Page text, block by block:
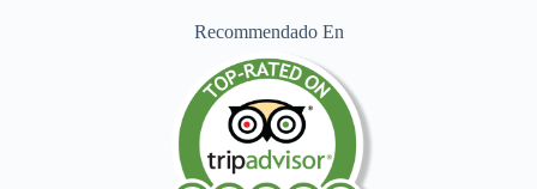
Recommendado En